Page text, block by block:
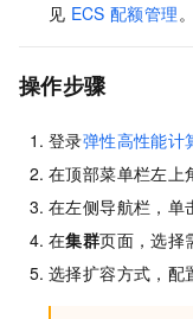
见 ECS 配额管理。
操作步骤
登录弹性高性能计
在顶部菜单栏左上
在左侧导航栏，单
在集群页面，选择
选择扩容方式，配